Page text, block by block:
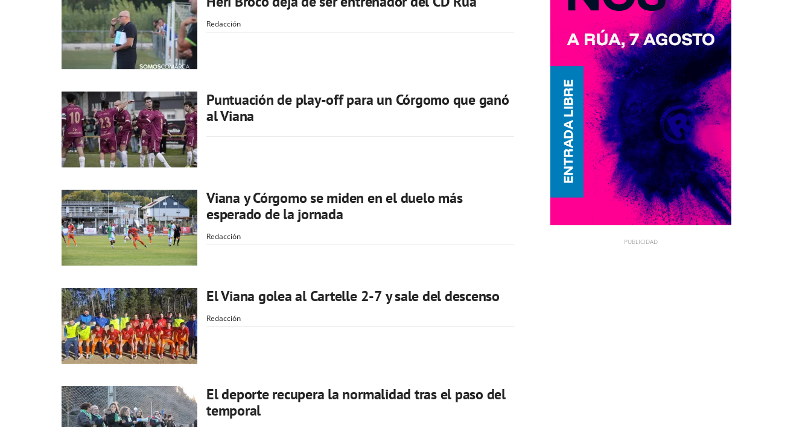
Redacción
Puntuación de play-off para un Córgomo que ganó
al Viana
Viana y Córgomo se miden en el duelo más
esperado de la jornada
Redacción
El Viana golea al Cartelle 2-7 y sale del descenso
Redacción
El deporte recupera la normalidad tras el paso del
temporal